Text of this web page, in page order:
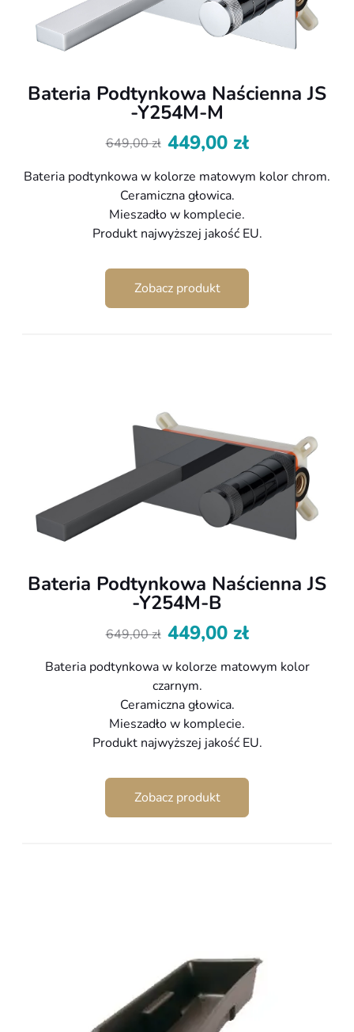
Bateria Podtynkowa Naścienna JS
-Y254M-M
649,00zł
Pierwotna
cena
wynosiła:
649,00 zł.
449,00 zł
Aktualna
cena
wynosi:
449,00 zł.
Bateria podtynkowa w kolorze matowym kolor chrom.
Ceramiczna głowica.
Mieszadło w komplecie.
Produkt najwyższej jakość EU.
Zobacz produkt
Bateria Podtynkowa Naścienna JS
-Y254M-B
649,00zł
Pierwotna
cena
wynosiła:
649,00 zł.
449,00 zł
Aktualna
cena
wynosi:
449,00 zł.
Bateria podtynkowa w kolorze matowym kolor
czarnym.
Ceramiczna głowica.
Mieszadło w komplecie.
Produkt najwyższej jakość EU.
Zobacz produkt